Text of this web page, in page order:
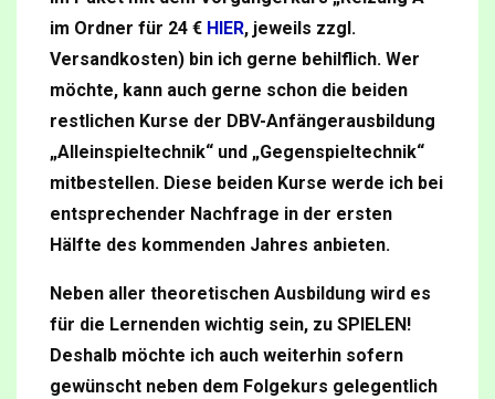
im Ordner für 24 € HIER, jeweils zzgl.
Versandkosten) bin ich gerne behilflich. Wer
möchte, kann auch gerne schon die beiden
restlichen Kurse der DBV-Anfängerausbildung
„Alleinspieltechnik“ und „Gegenspieltechnik“
mitbestellen. Diese beiden Kurse werde ich bei
entsprechender Nachfrage in der ersten
Hälfte des kommenden Jahres anbieten.
Neben aller theoretischen Ausbildung wird es
für die Lernenden wichtig sein, zu SPIELEN!
Deshalb möchte ich auch weiterhin sofern
gewünscht neben dem Folgekurs gelegentlich